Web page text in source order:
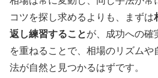
コツを探し求めるよりも、まずは
返し練習することが、成功への確
を重ねることで、相場のリズム
法が自然と見つかるはずです。